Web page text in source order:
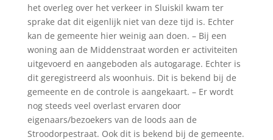
het overleg over het verkeer in Sluiskil kwam ter
sprake dat dit eigenlijk niet van deze tijd is. Echter
kan de gemeente hier weinig aan doen. – Bij een
woning aan de Middenstraat worden er activiteiten
uitgevoerd en aangeboden als autogarage. Echter is
dit geregistreerd als woonhuis. Dit is bekend bij de
gemeente en de controle is aangekaart. – Er wordt
nog steeds veel overlast ervaren door
eigenaars/bezoekers van de loods aan de
Stroodorpestraat. Ook dit is bekend bij de gemeente.